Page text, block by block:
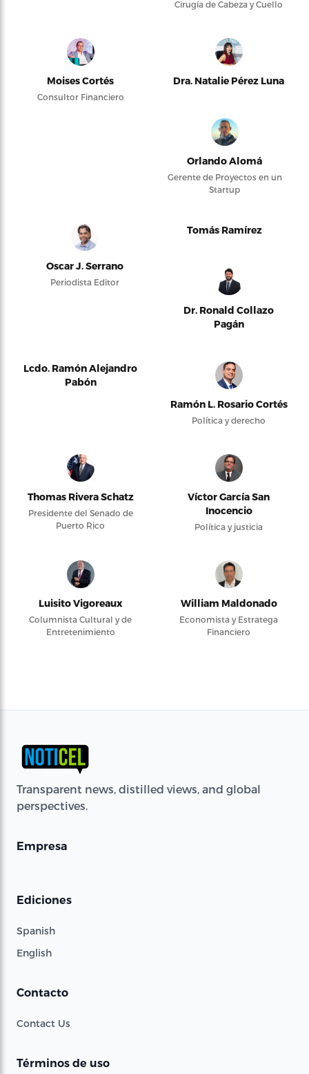
Cirugía de Cabeza y Cuello
Moises Cortés
Consultor Financiero
Dra. Natalie Pérez Luna
Orlando Alomá
Gerente de Proyectos en un
Startup
Oscar J. Serrano
Periodista Editor
Tomás Ramírez
Dr. Ronald Collazo
Pagán
Lcdo. Ramón Alejandro
Pabón
Ramón L. Rosario Cortés
Política y derecho
Thomas Rivera Schatz
Presidente del Senado de
Puerto Rico
Víctor García San
Inocencio
Política y justicia
Luisito Vigoreaux
Columnista Cultural y de
Entretenimiento
William Maldonado
Economista y Estratega
Financiero
Transparent news, distilled views, and global
perspectives.
Empresa
Ediciones
Spanish
English
Contacto
Contact Us
Términos de uso